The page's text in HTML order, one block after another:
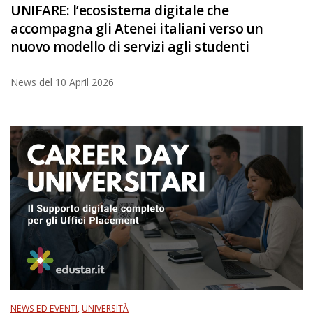
UNIFARE: l’ecosistema digitale che
accompagna gli Atenei italiani verso un
nuovo modello di servizi agli studenti
News del 10 April 2026
NEWS ED EVENTI,UNIVERSITÀ